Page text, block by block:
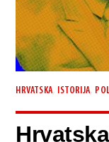
HRVATSKA ISTORIJA